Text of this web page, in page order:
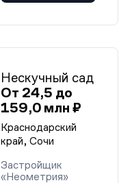
Нескучный сад
От 24,5 до
159,0 млн ₽
Краснодарский
край, Сочи
Застройщик
«Неометрия»